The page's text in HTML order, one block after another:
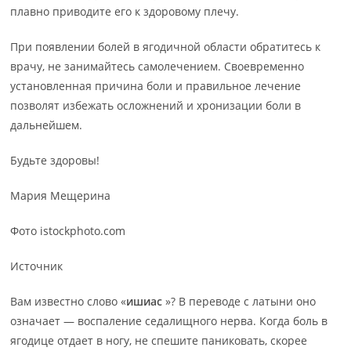
плавно приводите его к здоровому плечу.
При появлении болей в ягодичной области обратитесь к
врачу, не занимайтесь самолечением. Своевременно
установленная причина боли и правильное лечение
позволят избежать осложнений и хронизации боли в
дальнейшем.
Будьте здоровы!
Мария Мещерина
Фото istockphoto.com
Источник
Вам известно слово «ишиас »? В переводе с латыни оно
означает — воспаление седалищного нерва. Когда боль в
ягодице отдает в ногу, не спешите паниковать, скорее